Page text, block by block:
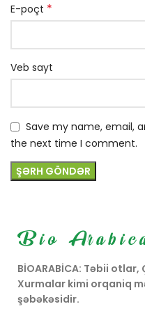
E-poçt *
Veb sayt
Save my name, email,
the next time I comment.
BİOARABİCA: Təbii
Xurmalar kimi orqaniq
şəbəkəsidir.